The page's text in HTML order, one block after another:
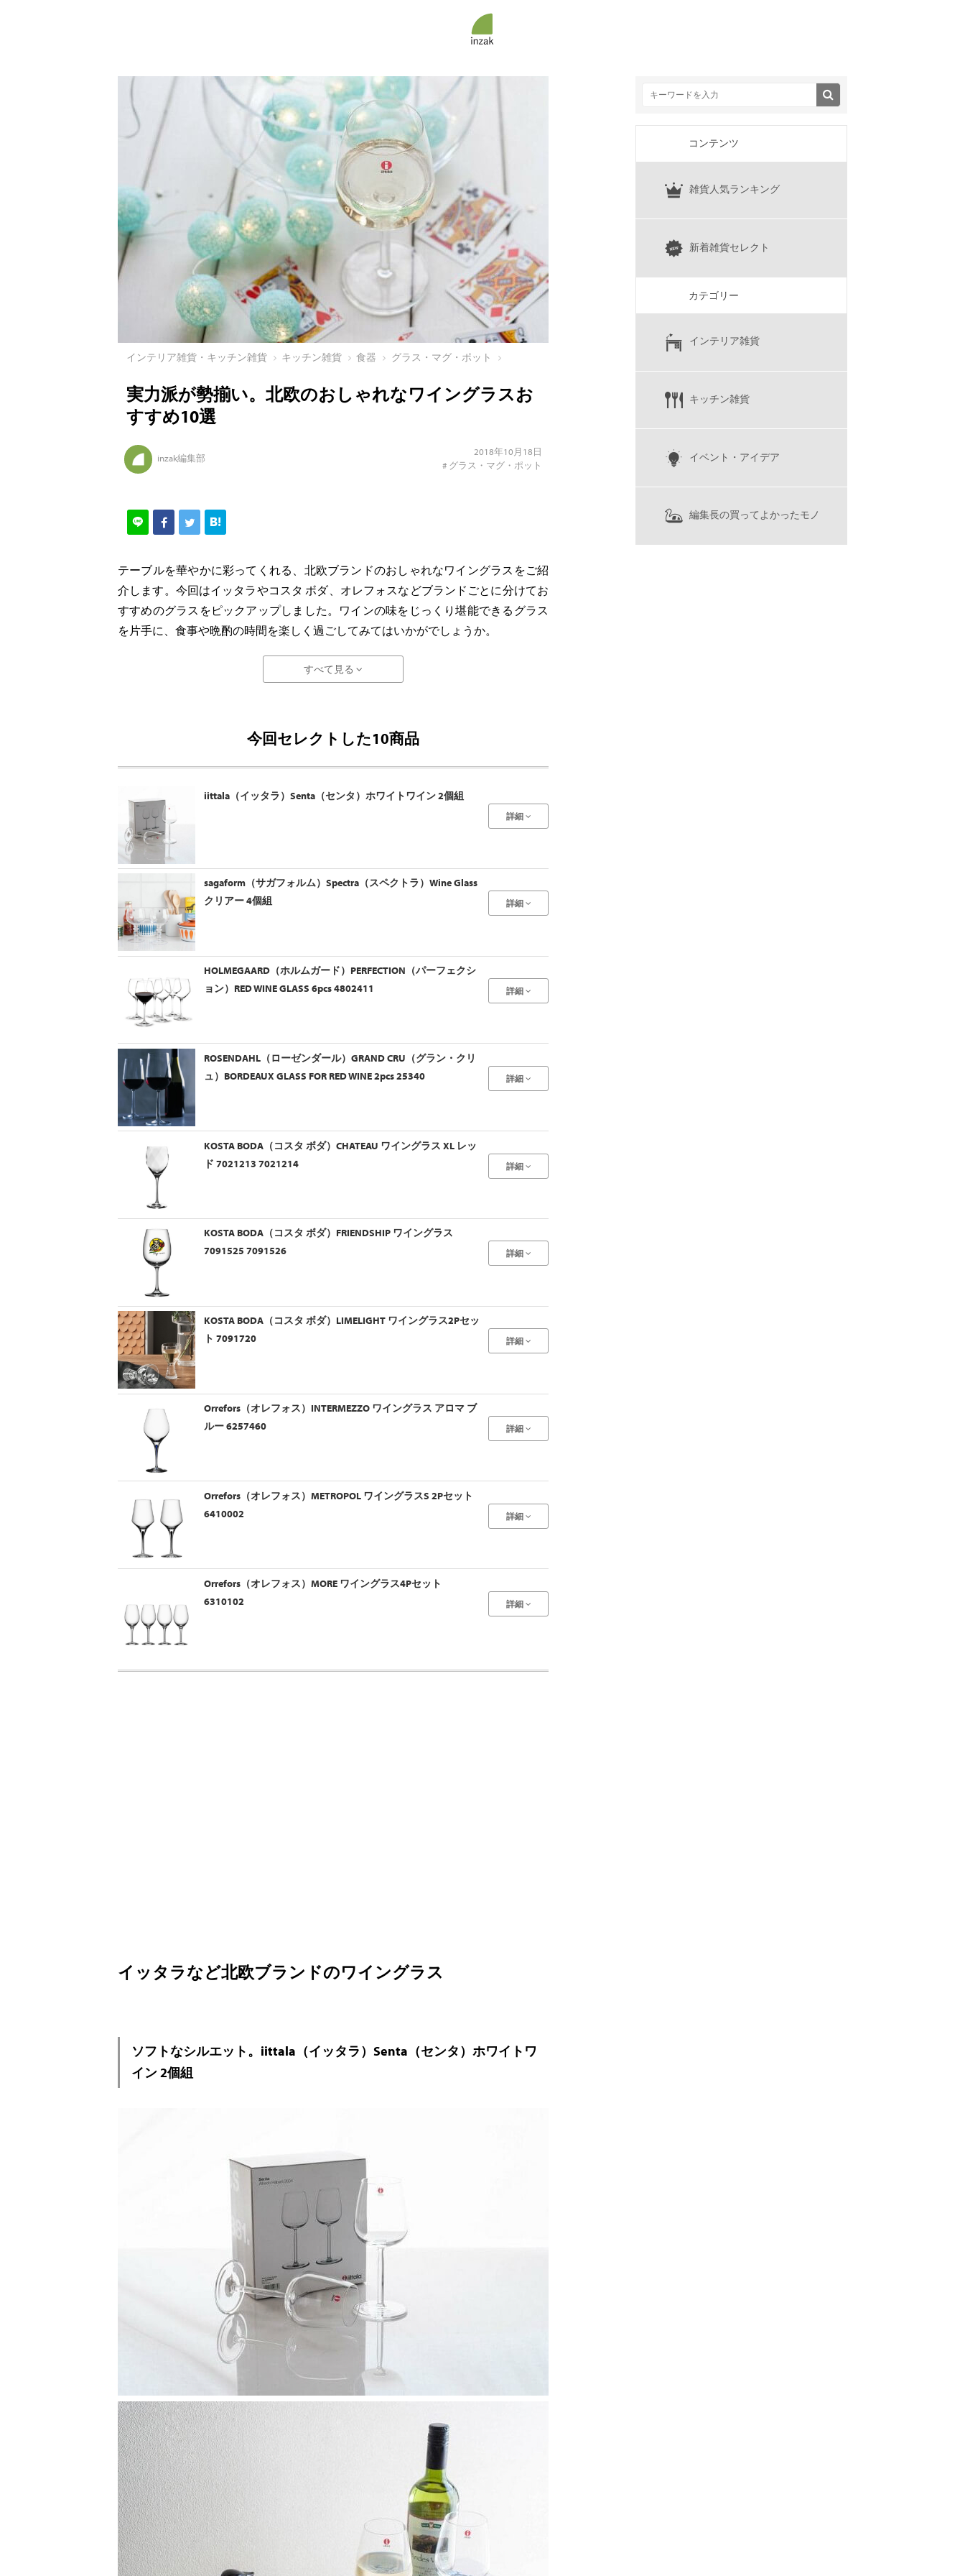
インテリア雑貨・キッチン雑貨 キッチン雑貨 食器 グラス・マグ・ポット
実力派が勢揃い。北欧のおしゃれなワイングラスお
すすめ10選
inzak編集部
2018年10月18日
# グラス・マグ・ポット
テーブルを華やかに彩ってくれる、北欧ブランドのおしゃれなワイングラスをご紹
介します。今回はイッタラやコスタ ボダ、オレフォスなどブランドごとに分けてお
すすめのグラスをピックアップしました。ワインの味をじっくり堪能できるグラス
を片手に、食事や晩酌の時間を楽しく過ごしてみてはいかがでしょうか。
すべて見る
今回セレクトした10商品
iittala（イッタラ）Senta（センタ）ホワイトワイン 2個組
詳細
sagaform（サガフォルム）Spectra（スペクトラ）Wine Glass
クリアー 4個組
詳細
HOLMEGAARD（ホルムガード）PERFECTION（パーフェクシ
ョン）RED WINE GLASS 6pcs 4802411
詳細
ROSENDAHL（ローゼンダール）GRAND CRU（グラン・クリ
ュ）BORDEAUX GLASS FOR RED WINE 2pcs 25340
詳細
KOSTA BODA（コスタ ボダ）CHATEAU ワイングラス XL レッ
ド 7021213 7021214
詳細
KOSTA BODA（コスタ ボダ）FRIENDSHIP ワイングラス
7091525 7091526
詳細
KOSTA BODA（コスタ ボダ）LIMELIGHT ワイングラス2Pセッ
ト 7091720
詳細
Orrefors（オレフォス）INTERMEZZO ワイングラス アロマ ブ
ルー 6257460
詳細
Orrefors（オレフォス）METROPOL ワイングラスS 2Pセット
6410002
詳細
Orrefors（オレフォス）MORE ワイングラス4Pセット
6310102
詳細
イッタラなど北欧ブランドのワイングラス
ソフトなシルエット。iittala（イッタラ）Senta（センタ）ホワイトワ
イン 2個組
コンテンツ
雑貨人気ランキング
新着雑貨セレクト
カテゴリー
インテリア雑貨
キッチン雑貨
イベント・アイデア
編集長の買ってよかったモノ